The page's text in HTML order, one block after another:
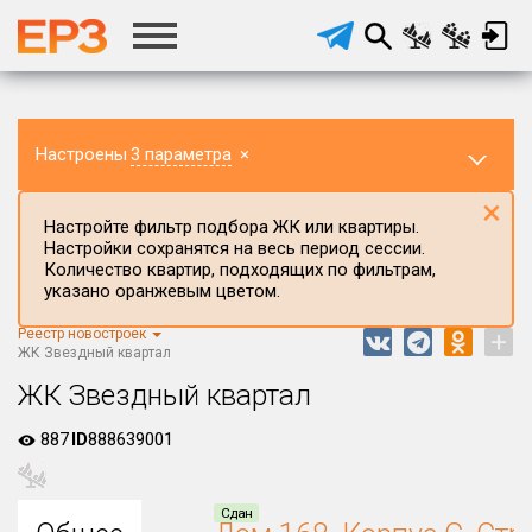
Настроены 3 параметра ×
Регион ЖК
Все
Населённый пункт
Настройте фильтр подбора ЖК или квартиры.
Настройки сохранятся на весь период сессии.
Количество квартир, подходящих по фильтрам,
указано оранжевым цветом.
×
Реестр новостроек
ЖК Звездный квартал
+
ЖК Звездный квартал
887ID888639001
Сдан